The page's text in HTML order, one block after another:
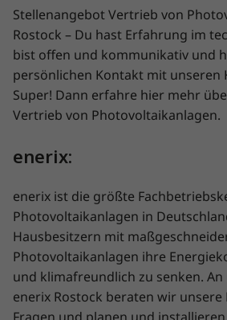
Stellenangebot Vertrieb von
Rostock – Du hast Erfahrung im
bist offen und kommunikativ und
persönlichen Kontakt mit unseren
Super! Dann erfahre hier mehr
Vertrieb von Photovoltaikanlagen.
enerix:
enerix ist die größte
Photovoltaikanlagen in
Hausbesitzern mit
Photovoltaikanlagen ihre
und klimafreundlich zu senken.
enerix Rostock beraten wir